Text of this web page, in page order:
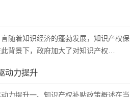
随着知识经济的蓬勃发展，知识产权保
背景下，政府加大了对知识产权…
动力提升
力提升一、知识产权补贴政策概述在当